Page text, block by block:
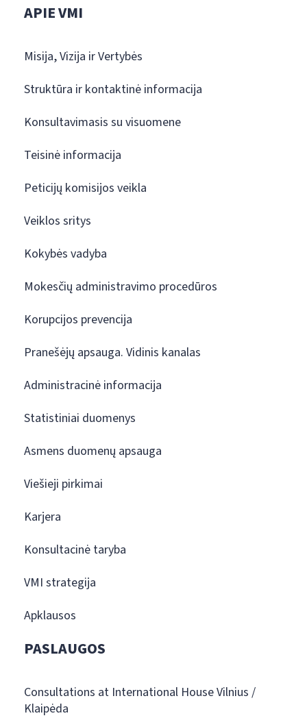
APIE VMI
Misija, Vizija ir Vertybės
Struktūra ir kontaktinė informacija
Konsultavimasis su visuomene
Teisinė informacija
Peticijų komisijos veikla
Veiklos sritys
Kokybės vadyba
Mokesčių administravimo procedūros
Korupcijos prevencija
Pranešėjų apsauga. Vidinis kanalas
Administracinė informacija
Statistiniai duomenys
Asmens duomenų apsauga
Viešieji pirkimai
Karjera
Konsultacinė taryba
VMI strategija
Apklausos
PASLAUGOS
Consultations at International House Vilnius /
Klaipėda